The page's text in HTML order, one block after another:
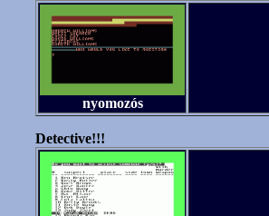
nyomozós
Detective!!!